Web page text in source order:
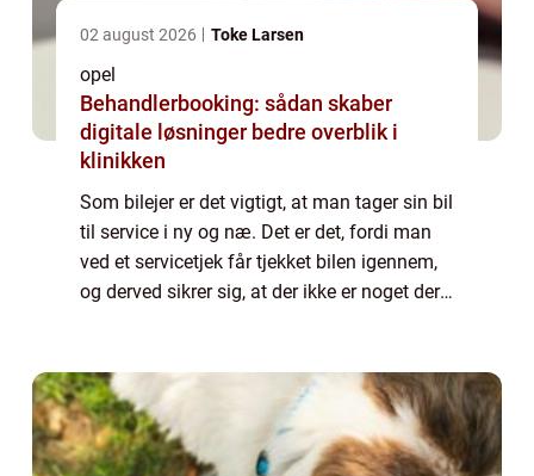
02 august 2026 Toke Larsen
opel
Behandlerbooking: sådan skaber
digitale løsninger bedre overblik i
klinikken
Som bilejer er det vigtigt, at man tager sin bil
til service i ny og næ. Det er det, fordi man
ved et servicetjek får tjekket bilen igennem,
og derved sikrer sig, at der ikke er noget der